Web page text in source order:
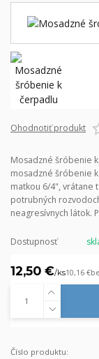
Ohodnotiť produkt
Mosadzné šróbenie
mosadzné šróbenie
matkou 6/4",
potrubných
neagresívnych látok.
Dostupnosť
12,50 €/ks10,16 €
Číslo produktu: